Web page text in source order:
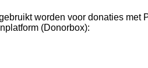
worden voor donaties met
(Donorbox):